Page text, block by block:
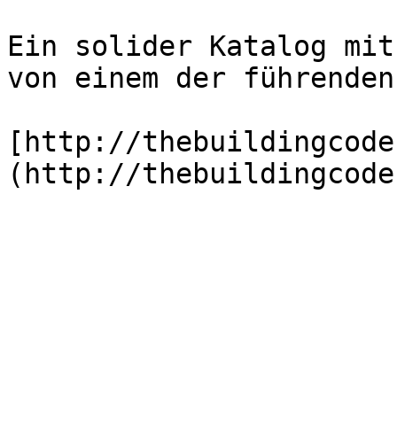
Ein solider Katalog
von einem der
[http://